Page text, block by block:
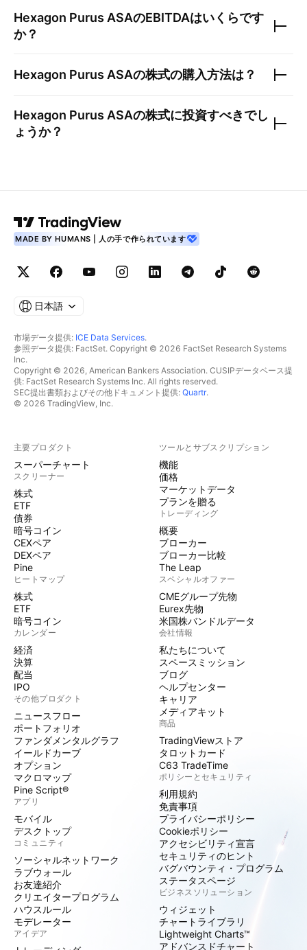
Hexagon Purus ASAのEBITDAはいくらです
か？
Hexagon Purus ASAの株式の購入方法は？
Hexagon Purus ASAの株式に投資すべきでし
ょうか？
MADE BY HUMANS | 人の手で作られています
日本語
市場データ提供: ICE Data Services.
参照データ提供: FactSet. Copyright © 2026 FactSet Research Systems
Inc.
Copyright © 2026, American Bankers Association. CUSIPデータベース提
供: FactSet Research Systems Inc. All rights reserved.
SEC提出書類およびその他ドキュメント提供: Quartr.
© 2026 TradingView, Inc.
主要プロダクト
スーパーチャート
スクリーナー
株式
ETF
債券
暗号コイン
CEXペア
DEXペア
Pine
ヒートマップ
株式
ETF
暗号コイン
カレンダー
経済
決算
配当
IPO
その他プロダクト
ニュースフロー
ポートフォリオ
ファンダメンタルグラフ
イールドカーブ
オプション
マクロマップ
Pine Script®
アプリ
モバイル
デスクトップ
コミュニティ
ソーシャルネットワーク
ラブウォール
お友達紹介
クリエイタープログラム
ハウスルール
モデレーター
アイデア
ツールとサブスクリプション
機能
価格
マーケットデータ
プランを贈る
トレーディング
概要
ブローカー
ブローカー比較
The Leap
スペシャルオファー
CMEグループ先物
Eurex先物
米国株バンドルデータ
会社情報
私たちについて
スペースミッション
ブログ
ヘルプセンター
キャリア
メディアキット
商品
TradingViewストア
タロットカード
C63 TradeTime
ポリシーとセキュリティ
利用規約
免責事項
プライバシーポリシー
Cookieポリシー
アクセシビリティ宣言
セキュリティのヒント
バグバウンティ・プログラム
ステータスページ
ビジネスソリューション
ウィジェット
チャートライブラリ
Lightweight Charts™
アドバンスドチャート